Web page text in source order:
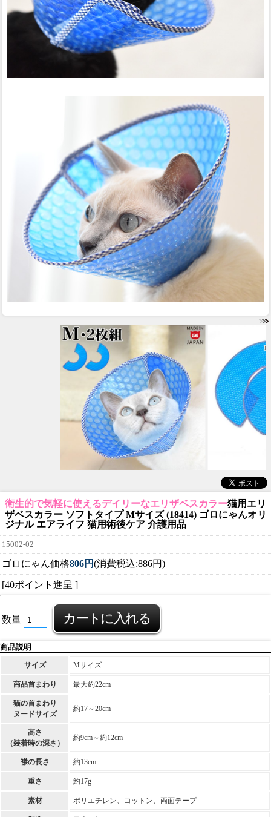
衛生的で気軽に使えるデイリーなエリザベスカラー猫用エリ
ザベスカラー ソフトタイプ Mサイズ (18414) ゴロにゃんオリ
ジナル エアライフ 猫用術後ケア 介護用品
15002-02
ゴロにゃん価格806円(消費税込:886円)
[40ポイント進呈 ]
数量
商品説明
サイズ Mサイズ
商品首まわり 最大約22cm
猫の首まわり
ヌードサイズ
約17～20cm
高さ
（装着時の深さ）
約9cm～約12cm
襟の長さ 約13cm
重さ 約17g
素材 ポリエチレン、コットン、両面テープ